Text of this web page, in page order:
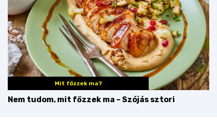
Mit főzzek ma?
Nem tudom, mit főzzek ma – Szójás sztori